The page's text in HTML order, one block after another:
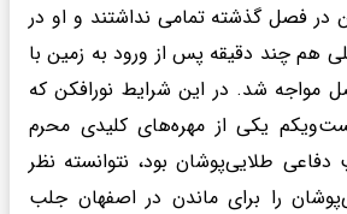
در فصل گذشته تمامی نداشتند و او در
هم چند دقیقه پس از ورود به زمین با
مواجه شد. در این شرایط نورافکن که
یکی از مهره‌های کلیدی محرم
طلایی‌پوشان بود، نتوانسته نظر
را برای ماندن در اصفهان جلب